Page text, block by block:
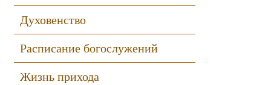
Духовенство
Расписание богослужений
Жизнь прихода